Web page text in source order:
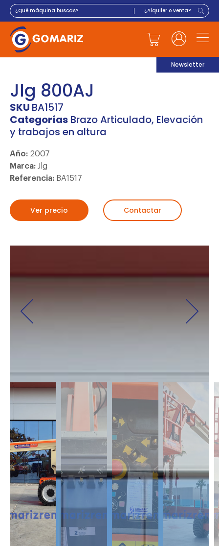
Newsletter
Jlg 800AJ
SKU BA1517
Categorías Brazo Articulado, Elevación
y trabajos en altura
Año: 2007
Marca: Jlg
Referencia: BA1517
Ver precio Contactar